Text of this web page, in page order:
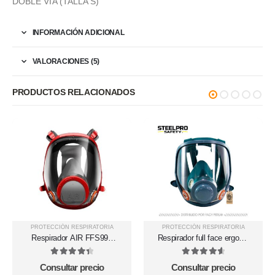
INFORMACIÓN ADICIONAL
VALORACIONES (5)
PRODUCTOS RELACIONADOS
PROTECCIÓN RESPIRATORIA
Respirador AIR FFS990
cara completa
Consultar precio
PROTECCIÓN RESPIRATORIA
Respirador full face ergonic
1000S Steelpro
Consultar precio